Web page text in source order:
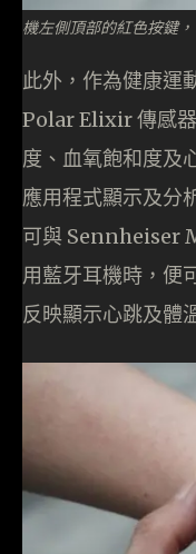
機左側頂部的紅色按鍵
此外，作為健康運
Polar Elixir 傳感
度、血氧飽和度及
應用程式顯示及分
可與 Sennheiser
用藍牙耳機時，便
反映顯示心跳及體